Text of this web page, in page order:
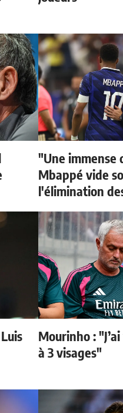
"Une immense
Mbappé vide
l'élimination
Mourinho :
à 3 visages"